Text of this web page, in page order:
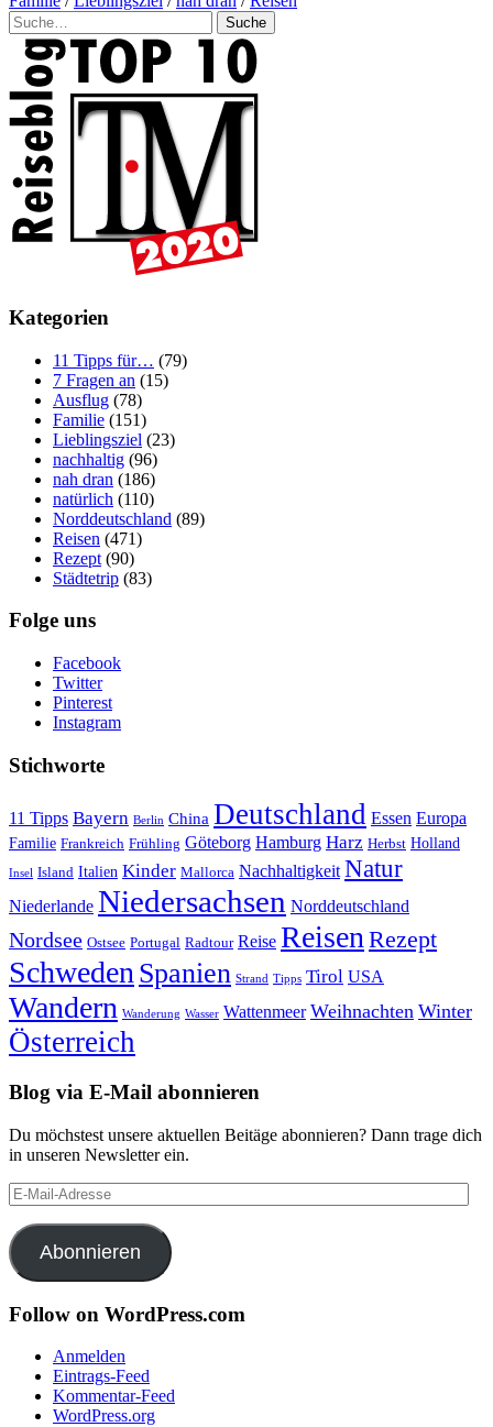
Suche
Kategorien
11 Tipps für… (79)
7 Fragen an (15)
Ausflug (78)
Familie (151)
Lieblingsziel (23)
nachhaltig (96)
nah dran (186)
natürlich (110)
Norddeutschland (89)
Reisen (471)
Rezept (90)
Städtetrip (83)
Folge uns
Facebook
Twitter
Pinterest
Instagram
Stichworte
11 Tipps Bayern Berlin China Deutschland Essen Europa
Familie Frankreich Frühling Göteborg Hamburg Harz Herbst Holland
Insel Island Italien Kinder Mallorca Nachhaltigkeit Natur
Niederlande Niedersachsen Norddeutschland
Nordsee Ostsee Portugal Radtour Reise ReisenRezept
SchwedenSpanien Strand Tipps Tirol USA
Wandern Wanderung Wasser Wattenmeer Weihnachten Winter
Österreich
Blog via E-Mail abonnieren
Du möchstest unsere aktuellen Beitäge abonnieren? Dann trage dich
in unseren Newsletter ein.
E-
Mail-
Adresse
Abonnieren
Follow on WordPress.com
Anmelden
Eintrags-Feed
Kommentar-Feed
WordPress.org